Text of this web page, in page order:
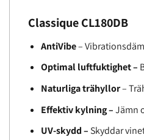
Classique CL180DB
AntiVibe–
Optimal luftfuktighet –
Naturliga trähyllor–
Effektiv kylning –Jämn
UV-skydd – Skyddar